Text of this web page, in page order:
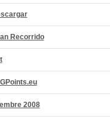
Recorrido
2008